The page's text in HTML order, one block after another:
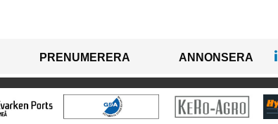
PRENUMERERA ANNONSERA